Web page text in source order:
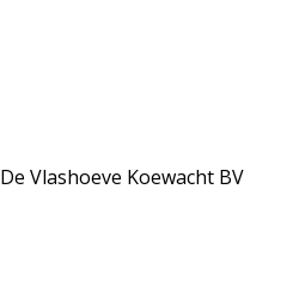
Vlashoeve Koewacht BV